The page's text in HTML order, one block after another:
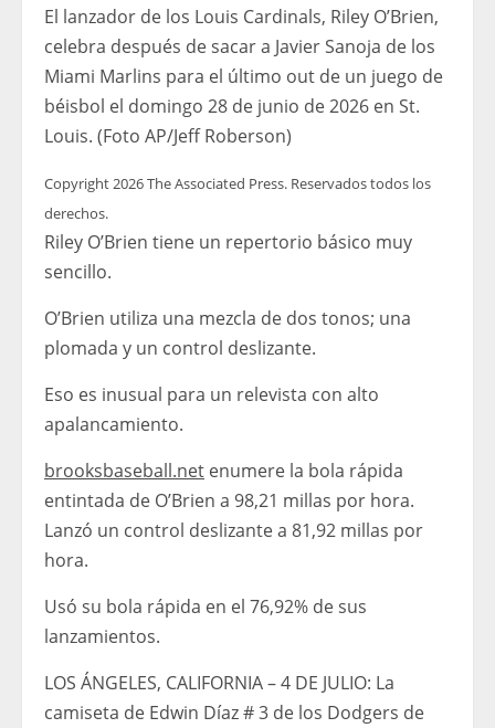
El lanzador de los Louis Cardinals, Riley O’Brien,
celebra después de sacar a Javier Sanoja de los
Miami Marlins para el último out de un juego de
béisbol el domingo 28 de junio de 2026 en St.
Louis. (Foto AP/Jeff Roberson)
Copyright 2026 The Associated Press. Reservados todos los
derechos.
Riley O’Brien tiene un repertorio básico muy
sencillo.
O’Brien utiliza una mezcla de dos tonos; una
plomada y un control deslizante.
Eso es inusual para un relevista con alto
apalancamiento.
brooksbaseball.net enumere la bola rápida
entintada de O’Brien a 98,21 millas por hora.
Lanzó un control deslizante a 81,92 millas por
hora.
Usó su bola rápida en el 76,92% de sus
lanzamientos.
LOS ÁNGELES, CALIFORNIA – 4 DE JULIO: La
camiseta de Edwin Díaz # 3 de los Dodgers de